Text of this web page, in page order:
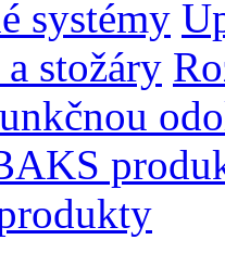
systémy
stožáry